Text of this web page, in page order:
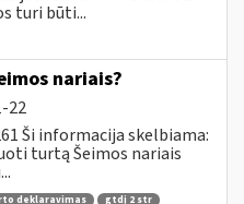
turi būti...
nariais?
22
Ši informacija skelbiama:
turtą Šeimos nariais
deklaravimas
gtdį 2 str